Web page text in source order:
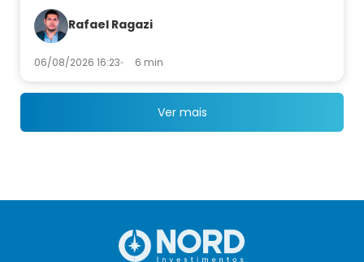
Rafael Ragazi
06/08/2026 16:23 6 min
Ver mais